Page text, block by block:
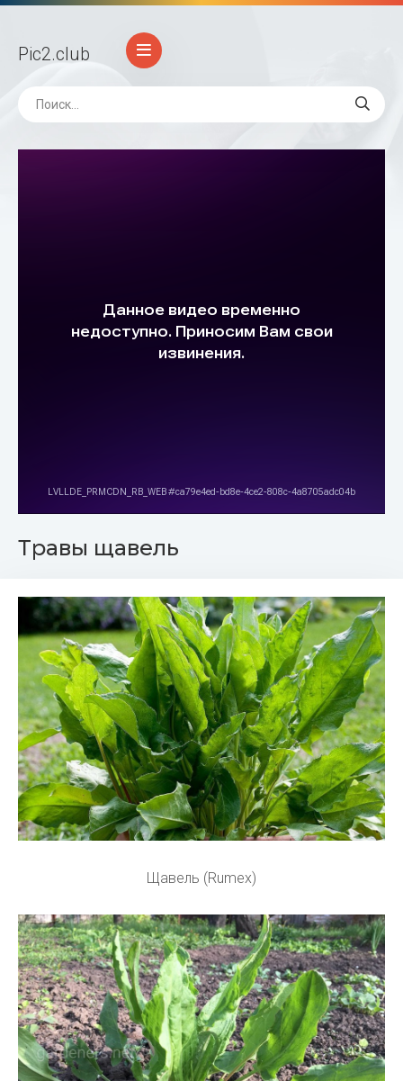
Pic2.club
Травы щавель
Щавель (Rumex)